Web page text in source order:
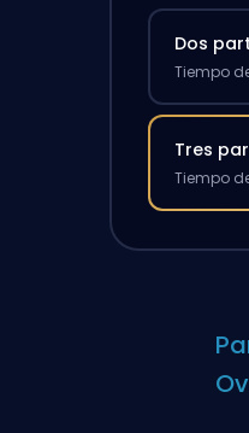
Dos
Tiempo
Tres
Tiempo